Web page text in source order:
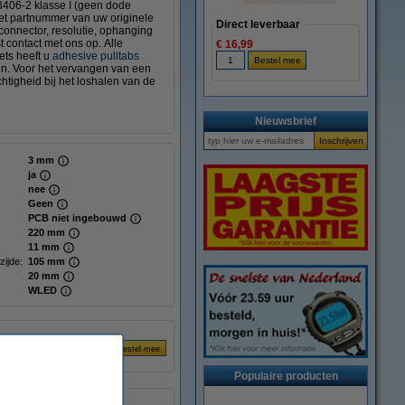
2 klasse I (geen dode
partnummer van uw originele
resolutie, ophanging
contact met ons op. Alle
heeft u adhesive pulltabs
Voor het vervangen van een
bij het loshalen van de
3 mm
ja
nee
Geen
PCB niet ingebouwd
220 mm
11 mm
105 mm
20 mm
WLED
Direct leverbaar
€ 16,99
Nieuwsbrief
Populaire producten